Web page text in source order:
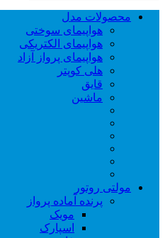
محصولات مدل
هواپیمای سوختی
هواپیمای الکتریکی
هواپیمای پرواز آزاد
هلی کوپتر
قایق
ماشین
مولتی روتور
پرنده آماده پرواز
مویک
اسپارک